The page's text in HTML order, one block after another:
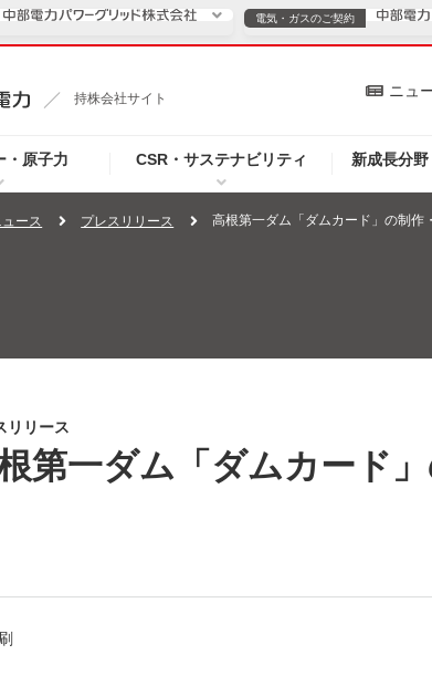
持株会社サイト
・原子力 CSR・サステナビリティ 新成長分
ニュ
へ ご案内
電気・ガスのご契約
電気・ガスのご契約
へ 個人のお客さま
ュース プレスリリース 高根第一ダム「ダムカード」の制作
リリース
第一ダム「ダムカード